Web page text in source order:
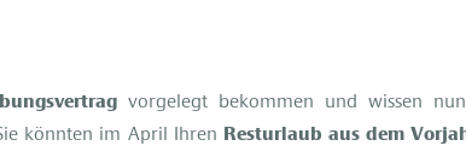
vorgelegt bekommen und wissen
könnten im April Ihren Resturlaub aus dem